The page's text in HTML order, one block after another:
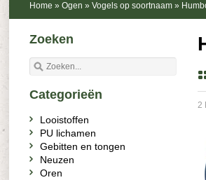
Home » Ogen » Vogels op soortnaam »
2
Zoeken
Categorieën
Looistoffen
PU lichamen
Gebitten en tongen
Neuzen
Oren